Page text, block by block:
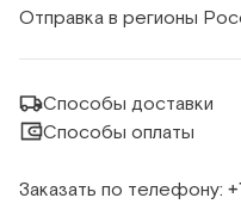
Отправка в регионы
Способы доставки
Способы оплаты
Заказать по телефону: